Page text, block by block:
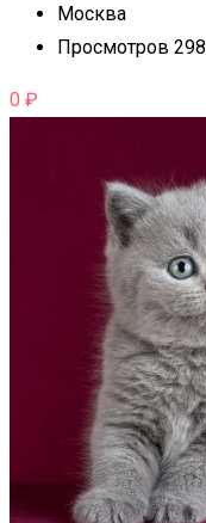
Москва
Просмотров 298
0 ₽